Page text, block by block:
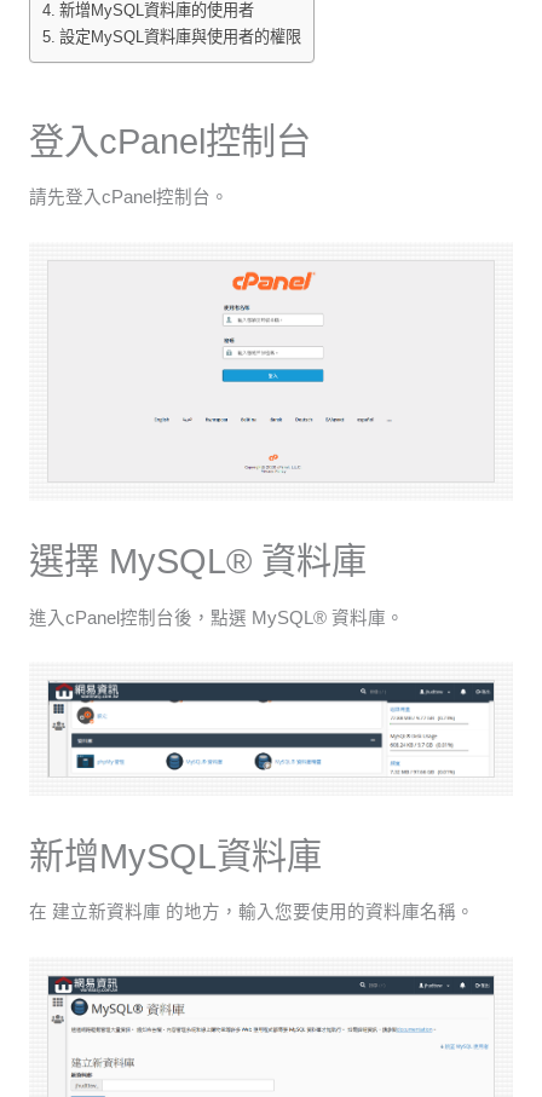
新增MySQL資料庫的使用者
設定MySQL資料庫與使用者的權限
登入cPanel控制台
請先登入cPanel控制台。
選擇 MySQL® 資料庫
進入cPanel控制台後，點選 MySQL® 資料庫。
新增MySQL資料庫
在 建立新資料庫 的地方，輸入您要使用的資料庫名稱。